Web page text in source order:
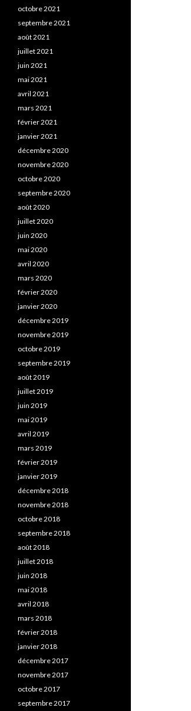
octobre 2021
septembre 2021
août 2021
juillet 2021
juin 2021
mai 2021
avril 2021
mars 2021
février 2021
janvier 2021
décembre 2020
novembre 2020
octobre 2020
septembre 2020
août 2020
juillet 2020
juin 2020
mai 2020
avril 2020
mars 2020
février 2020
janvier 2020
décembre 2019
novembre 2019
octobre 2019
septembre 2019
août 2019
juillet 2019
juin 2019
mai 2019
avril 2019
mars 2019
février 2019
janvier 2019
décembre 2018
novembre 2018
octobre 2018
septembre 2018
août 2018
juillet 2018
juin 2018
mai 2018
avril 2018
mars 2018
février 2018
janvier 2018
décembre 2017
novembre 2017
octobre 2017
septembre 2017